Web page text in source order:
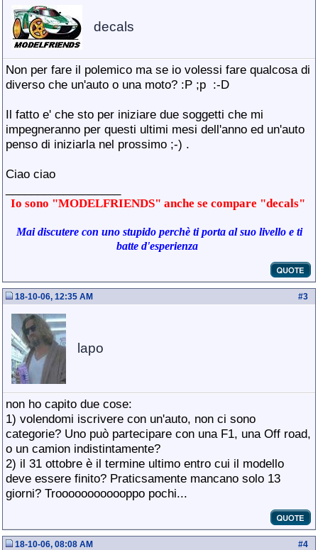
decals
Non per fare il polemico ma se io volessi fare qualcosa di
diverso che un'auto o una moto? :P ;p :-D
Il fatto e' che sto per iniziare due soggetti che mi
impegneranno per questi ultimi mesi dell'anno ed un'auto
penso di iniziarla nel prossimo ;-) .
Ciao ciao
Io sono "MODELFRIENDS" anche se compare "decals"
Mai discutere con uno stupido perchè ti porta al suo livello e ti
batte d'esperienza
#3
18-10-06, 12:35 AM
lapo
non ho capito due cose:
1) volendomi iscrivere con un'auto, non ci sono
categorie? Uno può partecipare con una F1, una Off road,
o un camion indistintamente?
2) il 31 ottobre è il termine ultimo entro cui il modello
deve essere finito? Praticsamente mancano solo 13
giorni? Troooooooooooppo pochi...
#4
18-10-06, 08:08 AM